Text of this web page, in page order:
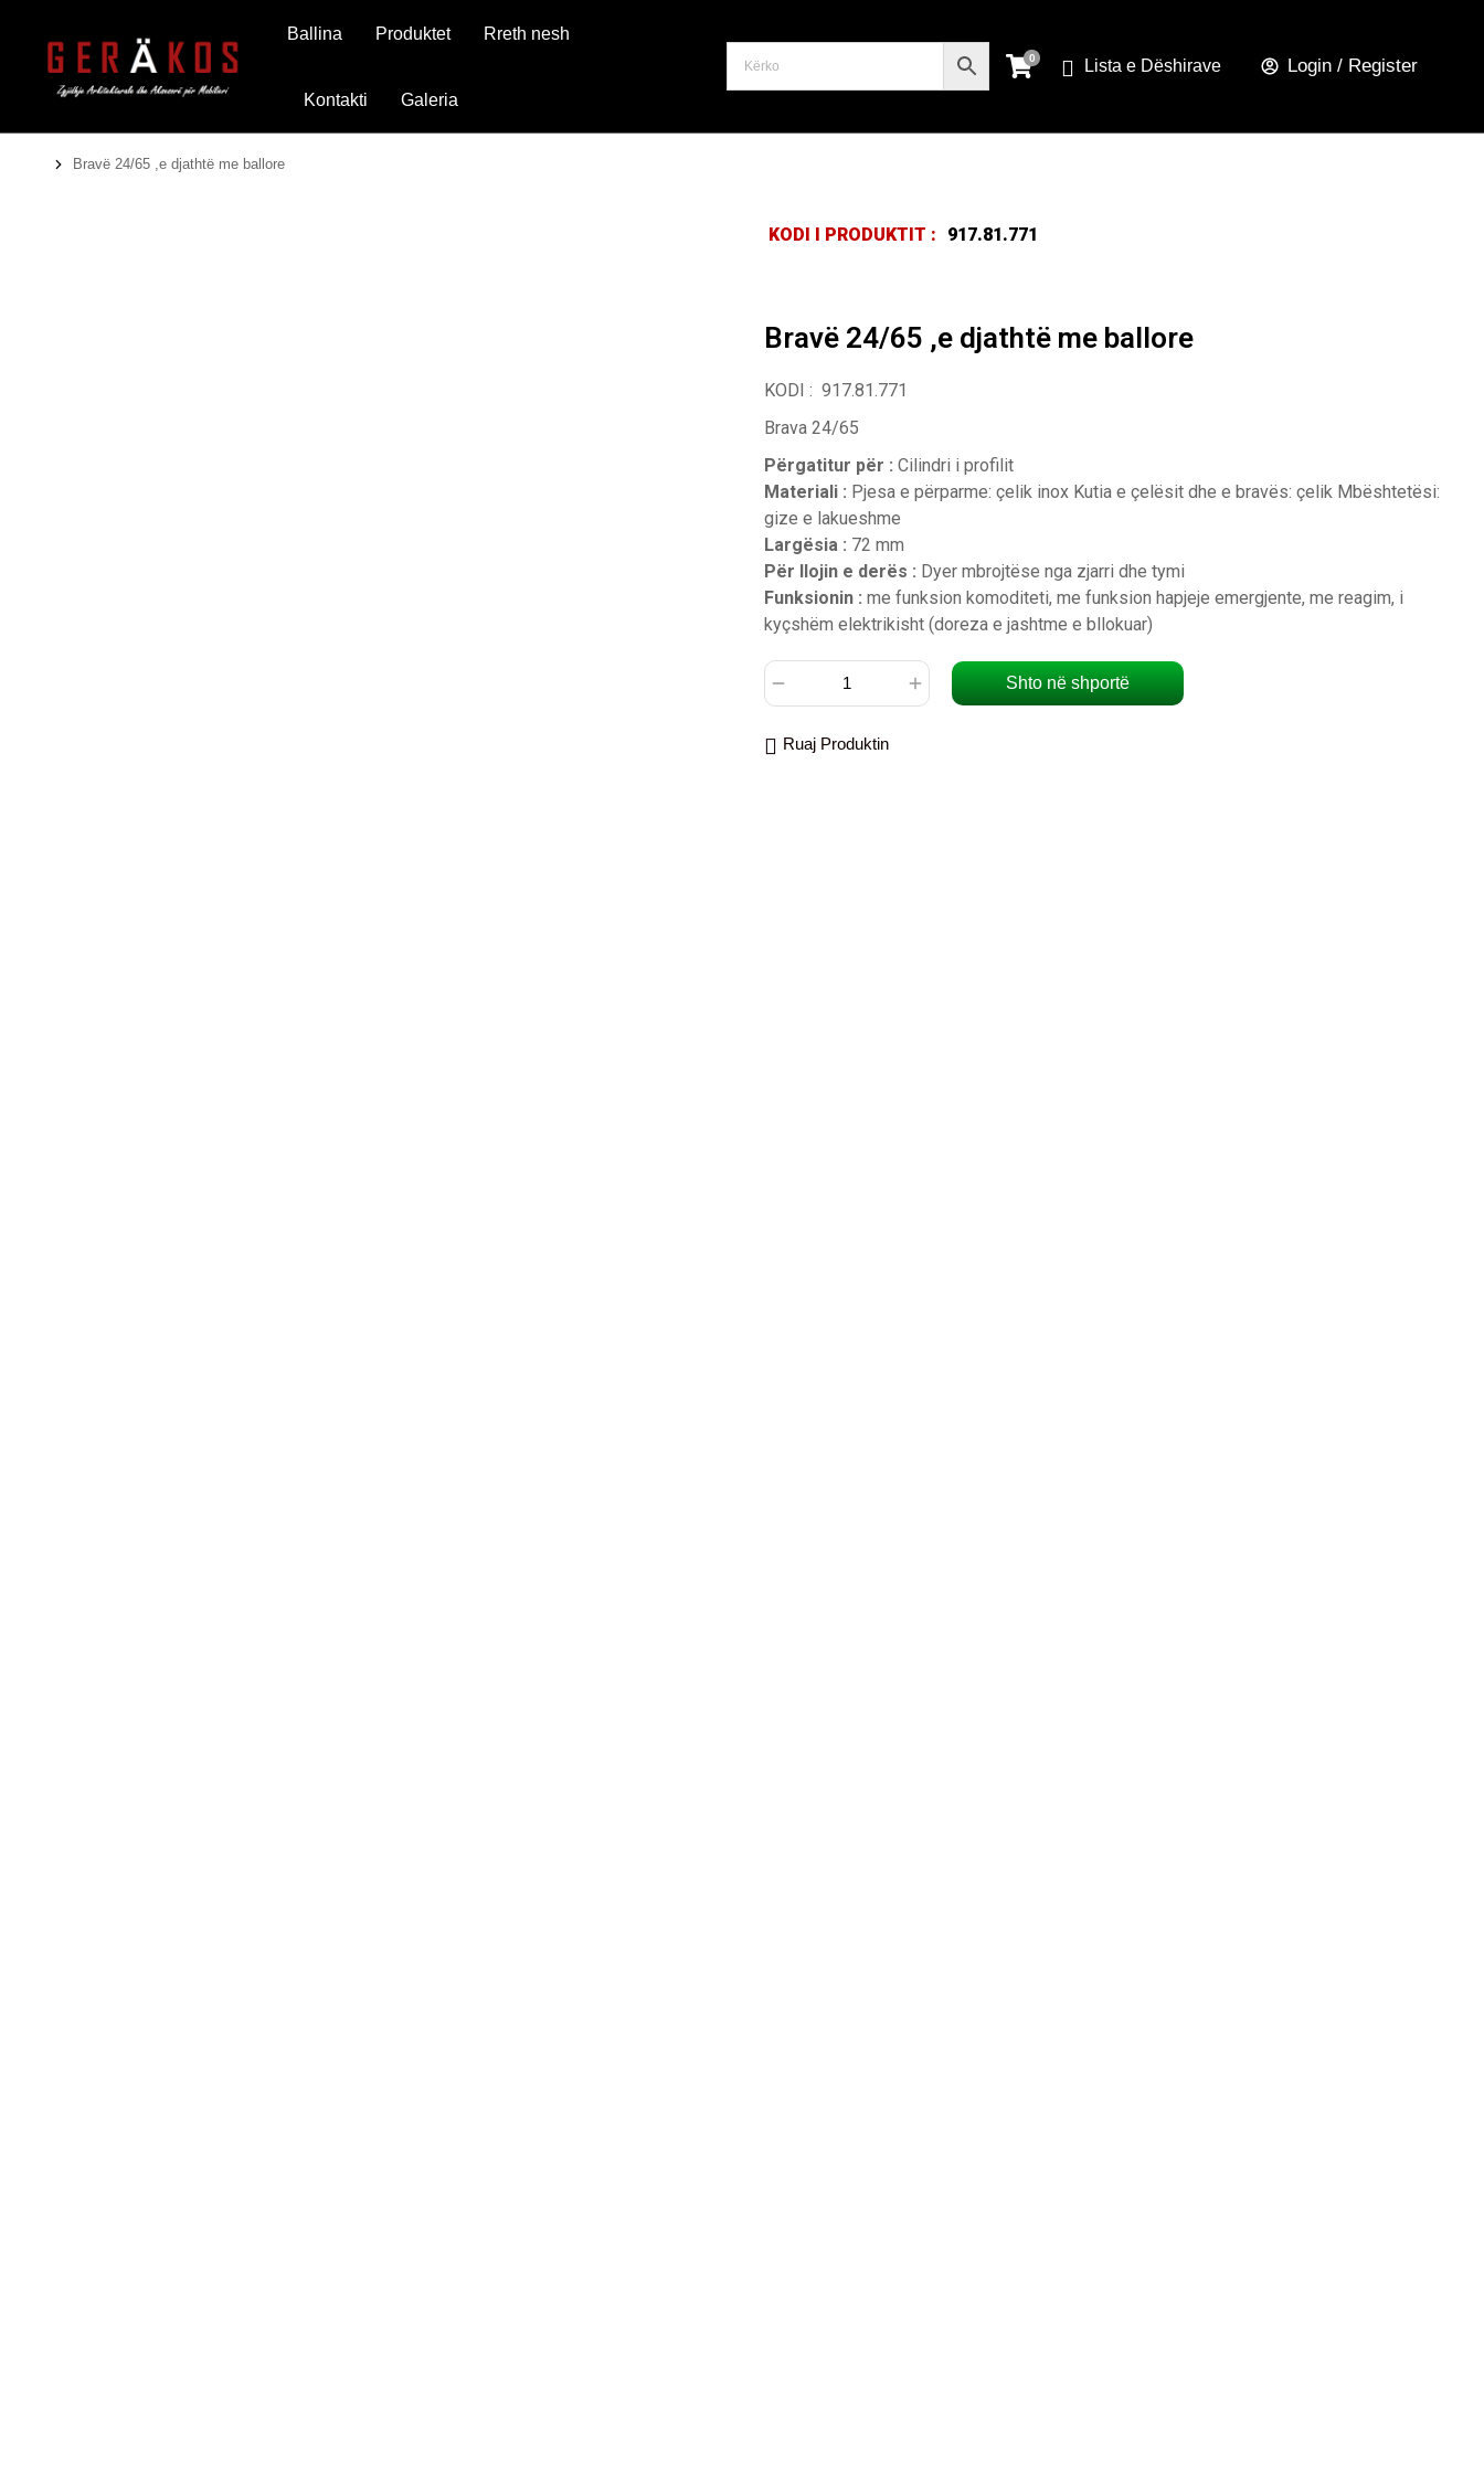
Ballina Produktet Rreth nesh
Kontakti Galeria
Lista e Dëshirave Login / Register
You are here:
Bravë 24/65 ,e djathtë me ballore
KODI I PRODUKTIT : 917.81.771
Bravë 24/65 ,e djathtë me ballore
KODI : 917.81.771
Brava 24/65
Përgatitur për : Cilindri i profilit
Materiali : Pjesa e përparme: çelik inox Kutia e çelësit dhe e bravës: çelik Mbështetësi:
gize e lakueshme
Largësia : 72 mm
Për llojin e derës : Dyer mbrojtëse nga zjarri dhe tymi
Funksionin : me funksion komoditeti, me funksion hapjeje emergjente, me reagim, i
kyçshëm elektrikisht (doreza e jashtme e bllokuar)
Shto në shportë
Ruaj Produktin